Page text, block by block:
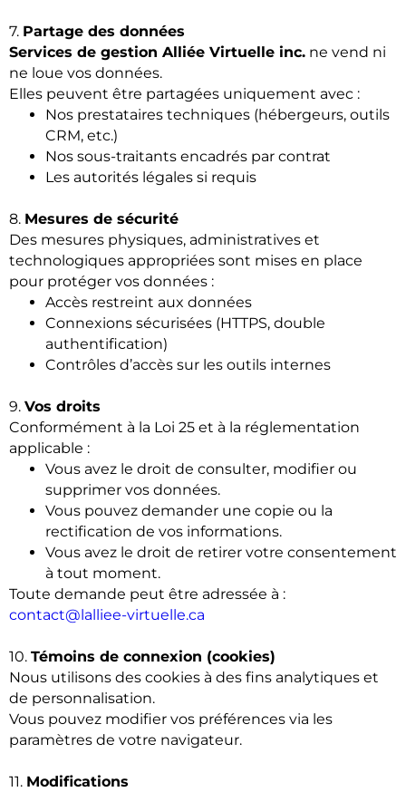
7. Partage des données
Services de gestion Alliée Virtuelle inc. ne vend ni
ne loue vos données.
Elles peuvent être partagées uniquement avec :
Nos prestataires techniques (hébergeurs, outils
CRM, etc.)
Nos sous-traitants encadrés par contrat
Les autorités légales si requis
8. Mesures de sécurité
Des mesures physiques, administratives et
technologiques appropriées sont mises en place
pour protéger vos données :
Accès restreint aux données
Connexions sécurisées (HTTPS, double
authentification)
Contrôles d’accès sur les outils internes
9. Vos droits
Conformément à la Loi 25 et à la réglementation
applicable :
Vous avez le droit de consulter, modifier ou
supprimer vos données.
Vous pouvez demander une copie ou la
rectification de vos informations.
Vous avez le droit de retirer votre consentement
à tout moment.
Toute demande peut être adressée à :
contact@lalliee-virtuelle.ca
10. Témoins de connexion (cookies)
Nous utilisons des cookies à des fins analytiques et
de personnalisation.
Vous pouvez modifier vos préférences via les
paramètres de votre navigateur.
11. Modifications